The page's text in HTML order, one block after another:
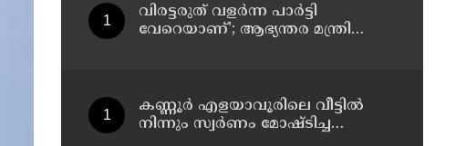
വിരട്ടരുത് വളര്‍ന്ന പാര്‍ട്ടി
വേറെയാണ്'; ആഭ്യന്തര മന്ത്രി
കണ്ണൂർ എളയാവൂരിലെ വീട്ടിൽ
നിന്നും സ്വർണം മോഷ്ടിച്ച